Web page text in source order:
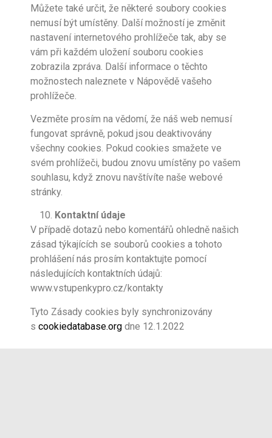
Můžete také určit, že některé soubory cookies
nemusí být umístěny. Další možností je změnit
nastavení internetového prohlížeče tak, aby se
vám při každém uložení souboru cookies
zobrazila zpráva. Další informace o těchto
možnostech naleznete v Nápovědě vašeho
prohlížeče.
Vezměte prosím na vědomí, že náš web nemusí
fungovat správně, pokud jsou deaktivovány
všechny cookies. Pokud cookies smažete ve
svém prohlížeči, budou znovu umístěny po vašem
souhlasu, když znovu navštívíte naše webové
stránky.
Kontaktní údaje
V případě dotazů nebo komentářů ohledně našich
zásad týkajících se souborů cookies a tohoto
prohlášení nás prosím kontaktujte pomocí
následujících kontaktních údajů:
www.vstupenkypro.cz/kontakty
Tyto Zásady cookies byly synchronizovány
s cookiedatabase.org dne 12.1.2022